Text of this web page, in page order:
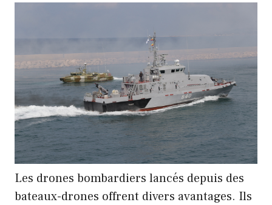
Les drones bombardiers lancés depuis des
bateaux-drones offrent divers avantages. Ils